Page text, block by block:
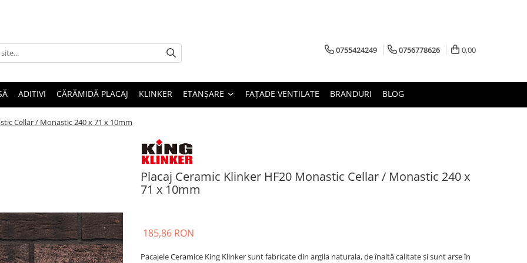
0755424249 0756778626 0,00
ADITIVI CĂRĂMIDĂ PLACAJ KLINKER ETANȘARE FAȚADE VENTILATE BRANDURI BLOG
Cellar / Monastic 240 x 71 x 10mm
Placaj Ceramic Klinker HF20 Monastic Cellar / Monastic 240 x
71 x 10mm
185,86 RON
Pacajele Ceramice King Klinker sunt fabricate din argila naturala, de înaltă calitate și sunt arse în